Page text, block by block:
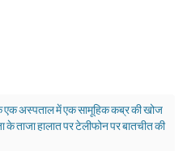
एक अस्पताल में एक सामूहिक कब्र की खोज
ताजा हालात पर टेलीफोन पर बातचीत की